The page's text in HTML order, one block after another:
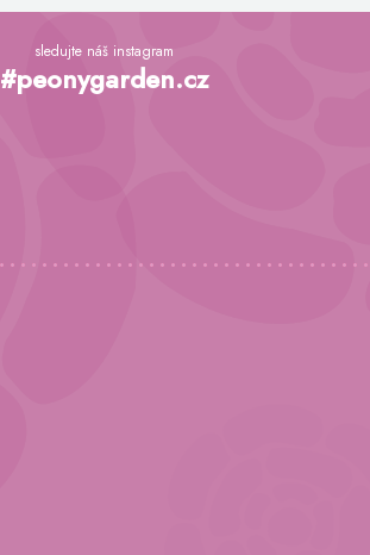
sledujte náš instagram
#peonygarden.cz